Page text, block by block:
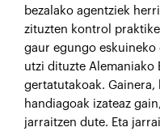
bezalako agentziek
zituzten kontrol
gaur egungo
utzi dituzte Alemaniako
gertatutakoak.
handiagoak izateaz
jarraitzen dute. Eta